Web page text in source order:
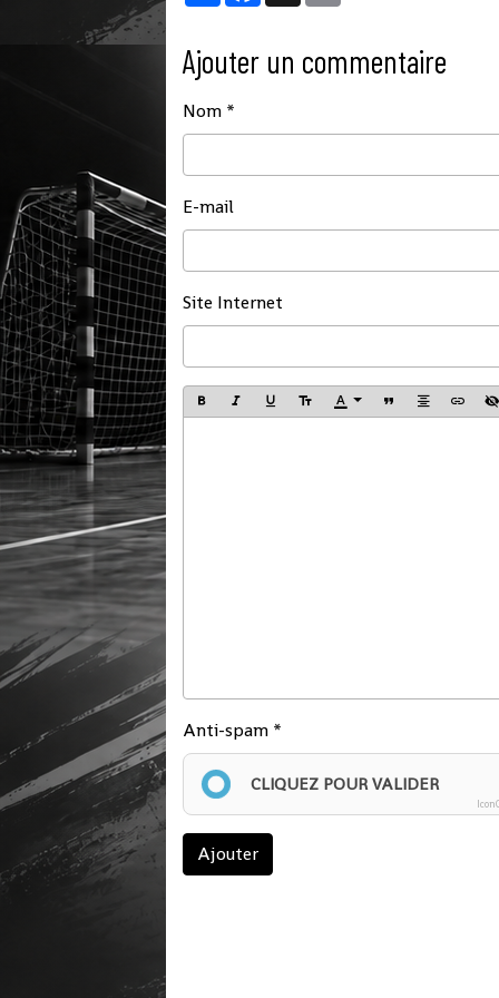
Ajouter un commentaire
Nom
E-mail
Site Internet
Anti-spam
CLIQUEZ POUR VALIDER
Ajouter